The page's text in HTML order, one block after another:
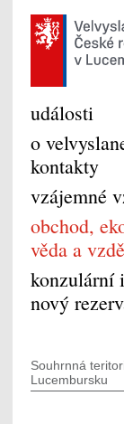
události
o
kontakty
vzájemné
obchod,
věda a
konzulární
nový
Souhrnná
Lucembursku